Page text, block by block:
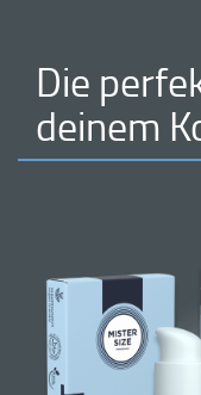
Die
deinem